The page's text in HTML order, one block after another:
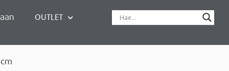
OUTLET